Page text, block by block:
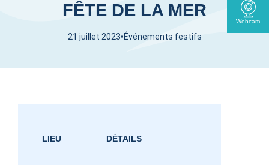
Webcam
FÊTE DE LA MER
21 juillet 2023•Événements festifs
LIEU DÉTAILS